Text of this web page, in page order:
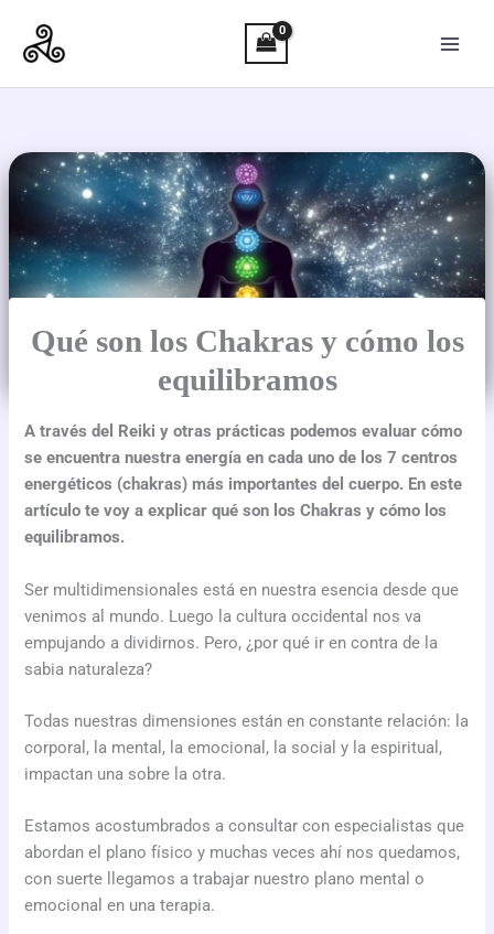
contenido
Qué son los Chakras y cómo los
equilibramos
A través del Reiki y otras prácticas podemos evaluar cómo
se encuentra nuestra energía en cada uno de los 7 centros
energéticos (chakras) más importantes del cuerpo. En este
artículo te voy a explicar qué son los Chakras y cómo los
equilibramos.
Ser multidimensionales está en nuestra esencia desde que
venimos al mundo. Luego la cultura occidental nos va
empujando a dividirnos. Pero, ¿por qué ir en contra de la
sabia naturaleza?
Todas nuestras dimensiones están en constante relación: la
corporal, la mental, la emocional, la social y la espiritual,
impactan una sobre la otra.
Estamos acostumbrados a consultar con especialistas que
abordan el plano físico y muchas veces ahí nos quedamos,
con suerte llegamos a trabajar nuestro plano mental o
emocional en una terapia.